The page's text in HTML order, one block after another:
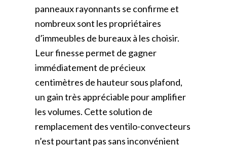
panneaux rayonnants se confirme et
nombreux sont les propriétaires
d’immeubles de bureaux à les choisir.
Leur finesse permet de gagner
immédiatement de précieux
centimètres de hauteur sous plafond,
un gain très appréciable pour amplifier
les volumes. Cette solution de
remplacement des ventilo-convecteurs
n’est pourtant pas sans inconvénient